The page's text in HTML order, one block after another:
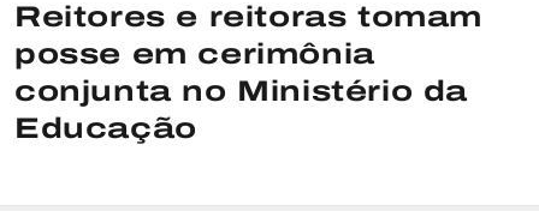
Reitores e reitoras tomam
posse em cerimônia
conjunta no Ministério da
Educação